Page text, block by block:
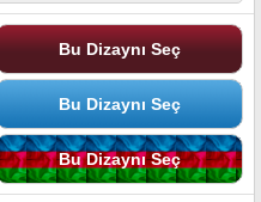
Bu Dizaynı Seç
Bu Dizaynı Seç
Bu Dizaynı Seç